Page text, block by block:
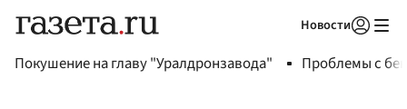
Новости
Покушение на главу "Уралдронзавода" Проблемы с